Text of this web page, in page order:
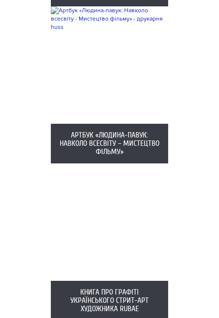
АРТБУК «ЛЮДИНА-ПАВУК:
НАВКОЛО ВСЕСВІТУ – МИСТЕЦТВО
ФІЛЬМУ»
КНИГА ПРО ГРАФІТІ
УКРАЇНСЬКОГО СТРИТ-АРТ
ХУДОЖНИКА RUBAE